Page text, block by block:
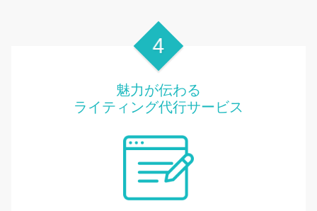
魅力が伝わる
ライティング代行サービス